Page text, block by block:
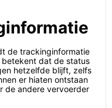
de trackinginformatie
dat de status
hetzelfde blijft, zelfs
er hiaten ontstaan
de andere vervoerder